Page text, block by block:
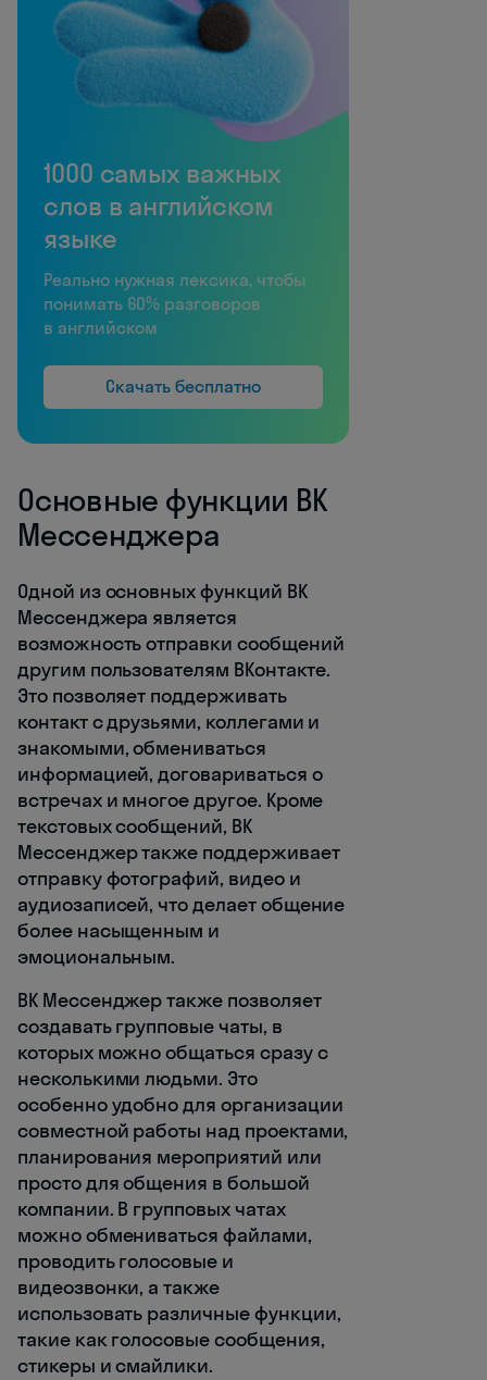
1000 самых важных
слов в английском
языке
Реально нужная лексика, чтобы
понимать 60% разговоров
в английском
Скачать бесплатно
Основные функции ВК
Мессенджера
Одной из основных функций ВК
Мессенджера является
возможность отправки сообщений
другим пользователям ВКонтакте.
Это позволяет поддерживать
контакт с друзьями, коллегами и
знакомыми, обмениваться
информацией, договариваться о
встречах и многое другое. Кроме
текстовых сообщений, ВК
Мессенджер также поддерживает
отправку фотографий, видео и
аудиозаписей, что делает общение
более насыщенным и
эмоциональным.
ВК Мессенджер также позволяет
создавать групповые чаты, в
которых можно общаться сразу с
несколькими людьми. Это
особенно удобно для организации
совместной работы над проектами,
планирования мероприятий или
просто для общения в большой
компании. В групповых чатах
можно обмениваться файлами,
проводить голосовые и
видеозвонки, а также
использовать различные функции,
такие как голосовые сообщения,
стикеры и смайлики.